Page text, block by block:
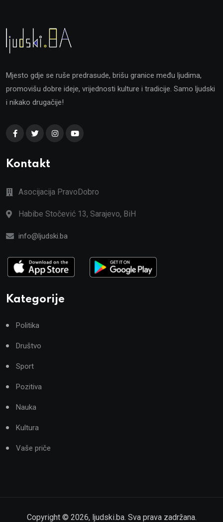
Mjesto gdje se ruše predrasude, brišu granice među ljudima,
promovišu dobre ideje, vrijednosti kulture i tradicije. Samo ljudski
i nikako drugačije!
Kontakt
Asocijacija PravoDobro
Habibe Stočević 13, Sarajevo, BiH
info@ljudski.ba
Kategorije
Politika
Društvo
Sport
Pozitiva
Nauka
Kultura
Vaše priče
Copyright © 2026, ljudski.ba. Sva prava zadržana.